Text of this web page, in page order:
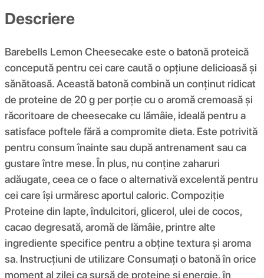
Descriere
Barebells Lemon Cheesecake este o batonă proteică
concepută pentru cei care caută o opțiune delicioasă și
sănătoasă. Această batonă combină un conținut ridicat
de proteine ​​de 20 g per porție cu o aromă cremoasă și
răcoritoare de cheesecake cu lămâie, ideală pentru a
satisface poftele fără a compromite dieta. Este potrivită
pentru consum înainte sau după antrenament sau ca
gustare între mese. În plus, nu conține zaharuri
adăugate, ceea ce o face o alternativă excelentă pentru
cei care își urmăresc aportul caloric. Compoziţie
Proteine ​​din lapte, îndulcitori, glicerol, ulei de cocos,
cacao degresată, aromă de lămâie, printre alte
ingrediente specifice pentru a obține textura și aroma
sa. Instrucțiuni de utilizare Consumați o batonă în orice
moment al zilei ca sursă de proteine ​​și energie, în